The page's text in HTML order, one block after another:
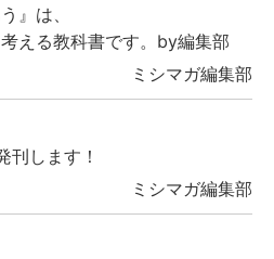
』は、
える教科書です。by編集部
ミシマガ編集部
刊します！
ミシマガ編集部